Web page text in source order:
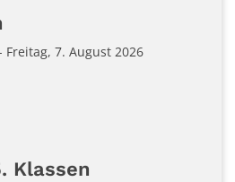
Freitag, 7. August 2026
Klassen